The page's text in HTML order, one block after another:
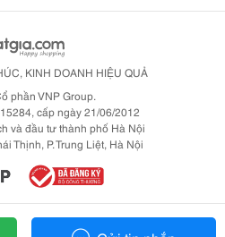
KINH DOANH HIỆU QUẢ
phần VNP Group.
cấp ngày 21/06/2012
và đầu tư thành phố Hà Nội
Thịnh, P. Trung Liệt, Hà Nội